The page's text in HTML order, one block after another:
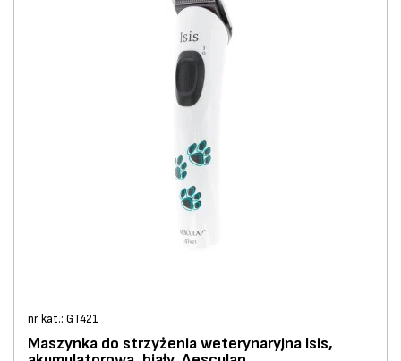
nr kat.: GT421
Maszynka do strzyżenia weterynaryjna Isis,